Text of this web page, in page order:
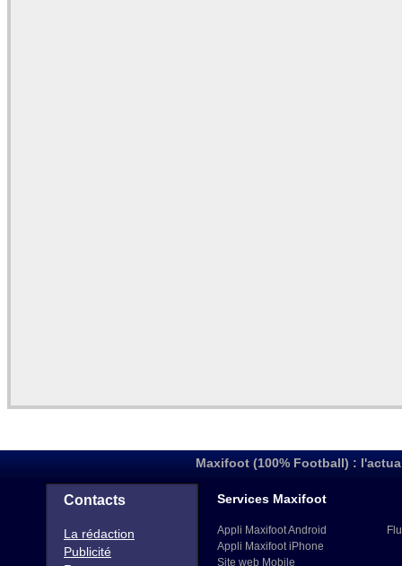
Maxifoot (100% Football) :
Contacts
La rédaction
Publicité
Services Maxifoot
Appli Maxifoot Android
Appli Maxifoot iPhone
Site web Mobile